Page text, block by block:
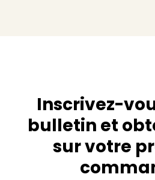
Inscrivez-
bulletin et
sur votre